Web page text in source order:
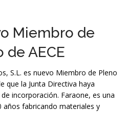
Miembro de
de AECE
S.L. es nuevo Miembro de Pleno
que la Junta Directiva haya
incorporación. Faraone, es una
años fabricando materiales y